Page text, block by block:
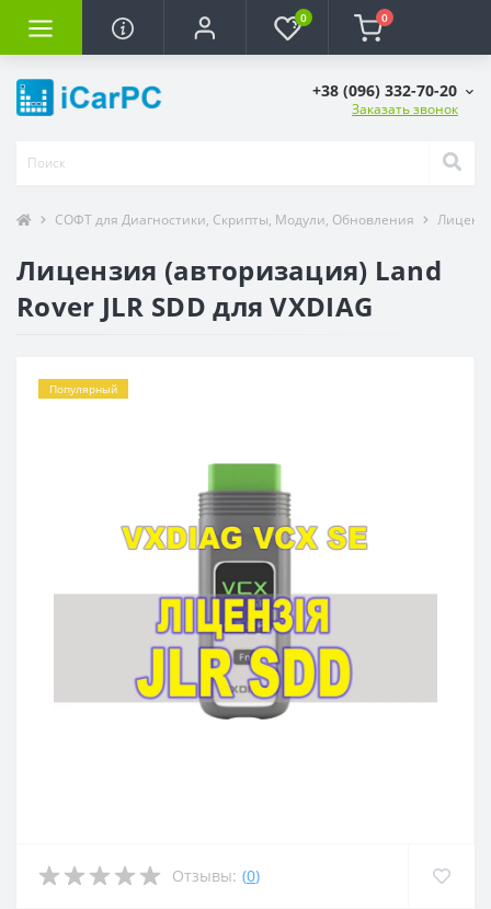
0 0
+38 (096) 332-70-20
Заказать звонок
СОФТ для Диагностики, Скрипты, Модули, Обновления
Лицензия (авторизация) Land
Rover JLR SDD для VXDIAG
Популярный
Отзывы: (0)